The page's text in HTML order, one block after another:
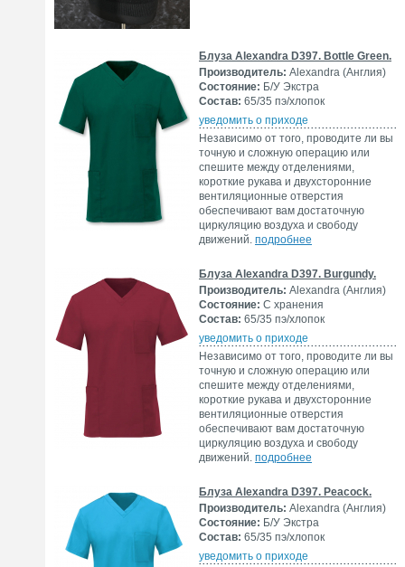
Блуза Alexandra D397. Bottle Green.
Производитель: Alexandra (Англия)
Состояние: Б/У Экстра
Состав: 65/35 пэ/хлопок
уведомить о приходе
Независимо от того, проводите ли вы
точную и сложную операцию или
спешите между отделениями,
короткие рукава и двухсторонние
вентиляционные отверстия
обеспечивают вам достаточную
циркуляцию воздуха и свободу
движений. подробнее
Блуза Alexandra D397. Burgundy.
Производитель: Alexandra (Англия)
Состояние: С хранения
Состав: 65/35 пэ/хлопок
уведомить о приходе
Независимо от того, проводите ли вы
точную и сложную операцию или
спешите между отделениями,
короткие рукава и двухсторонние
вентиляционные отверстия
обеспечивают вам достаточную
циркуляцию воздуха и свободу
движений. подробнее
Блуза Alexandra D397. Peacock.
Производитель: Alexandra (Англия)
Состояние: Б/У Экстра
Состав: 65/35 пэ/хлопок
уведомить о приходе